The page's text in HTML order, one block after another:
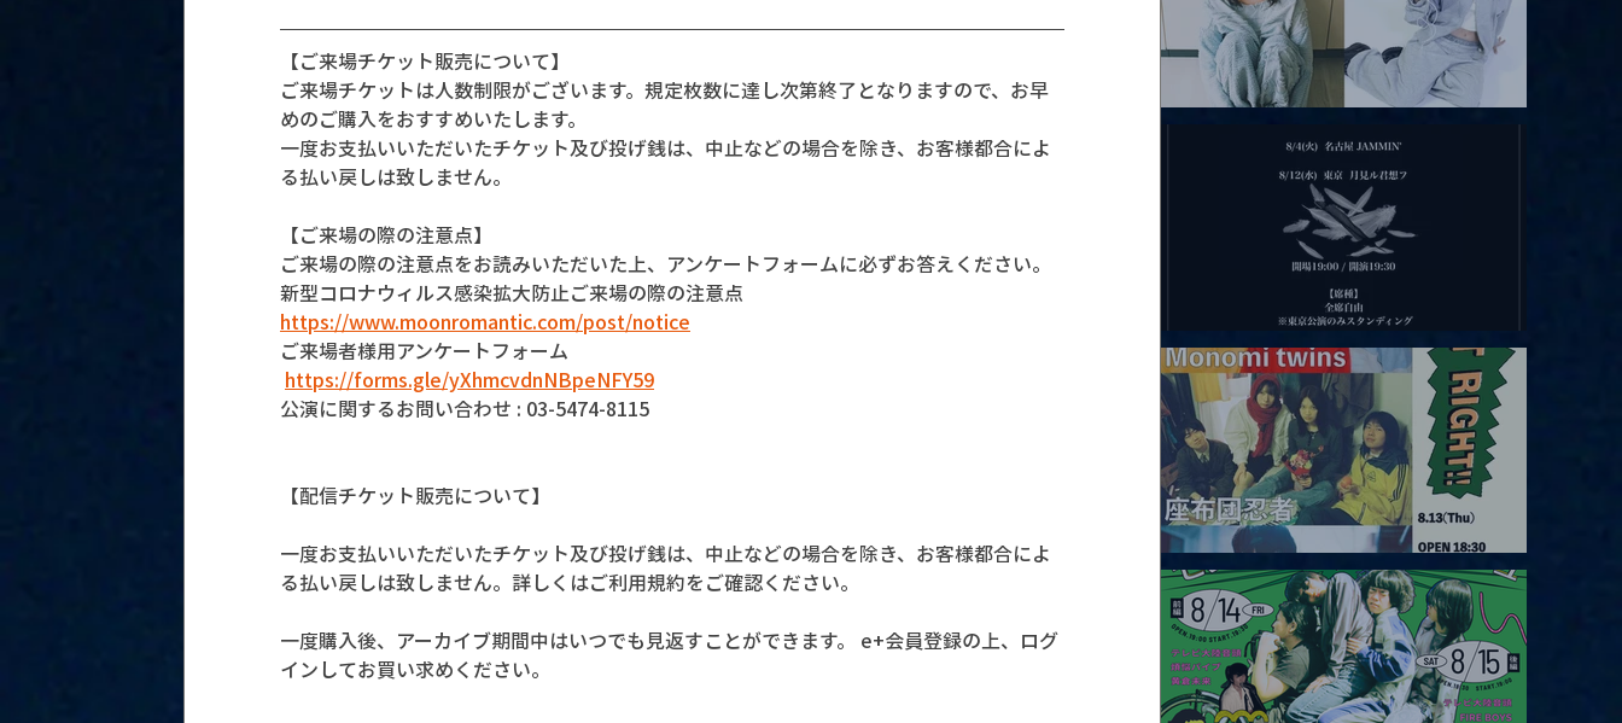
【ご来場チケット販売について】
ご来場チケットは人数制限がございます。規定枚数に達し次第終了となりますので、お早
めのご購入をおすすめいたします。
一度お支払いいただいたチケット及び投げ銭は、中止などの場合を除き、お客様都合によ
る払い戻しは致しません。
【ご来場の際の注意点】
ご来場の際の注意点をお読みいただいた上、アンケートフォームに必ずお答えください。
新型コロナウィルス感染拡大防止ご来場の際の注意点
https://www.moonromantic.com/post/notice
ご来場者様用アンケートフォーム
https://forms.gle/yXhmcvdnNBpeNFY59
公演に関するお問い合わせ : 03-5474-8115
【配信チケット販売について】
一度お支払いいただいたチケット及び投げ銭は、中止などの場合を除き、お客様都合によ
る払い戻しは致しません。詳しくはご利用規約をご確認ください。
一度購入後、アーカイブ期間中はいつでも見返すことができます。 e+会員登録の上、ログ
インしてお買い求めください。
2026.08.12 |【観覧】田澤孝介 ソロワンマン 「Ballad Box 2026」
2026.08.13 |【観覧】JUST RIGHT!! vol.26